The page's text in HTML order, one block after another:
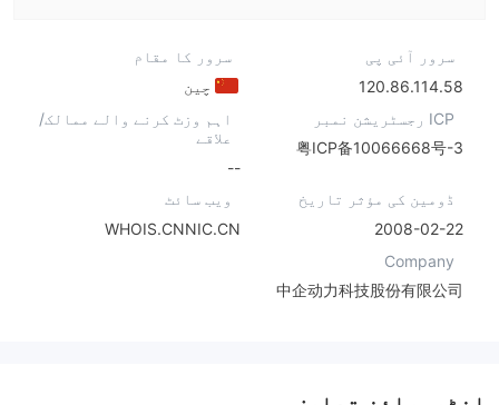
سرور آئی پی
120.86.114.58
سرور کا مقام
چین
ICP رجسٹریشن نمبر
粤ICP备10066668号-3
اہم وزٹ کرنے والے ممالک/
علاقے
--
ڈومین کی مؤثر تاریخ
2008-02-22
ویب سائٹ
WHOIS.CNNIC.CN
Company
中企动力科技股份有限公司